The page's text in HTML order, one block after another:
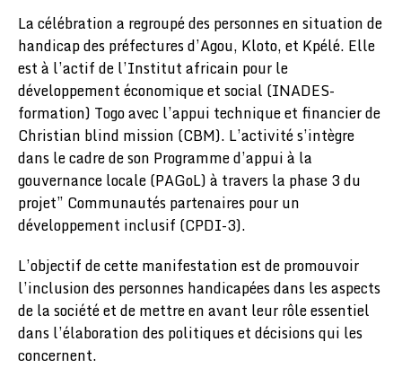
La célébration a regroupé des personnes en situation de
handicap des préfectures d’Agou, Kloto, et Kpélé. Elle
est à l’actif de l’Institut africain pour le
développement économique et social (INADES-
formation) Togo avec l’appui technique et financier de
Christian blind mission (CBM). L’activité s’intègre
dans le cadre de son Programme d’appui à la
gouvernance locale (PAGoL) à travers la phase 3 du
projet” Communautés partenaires pour un
développement inclusif (CPDI-3).
L’objectif de cette manifestation est de promouvoir
l’inclusion des personnes handicapées dans les aspects
de la société et de mettre en avant leur rôle essentiel
dans l’élaboration des politiques et décisions qui les
concernent.